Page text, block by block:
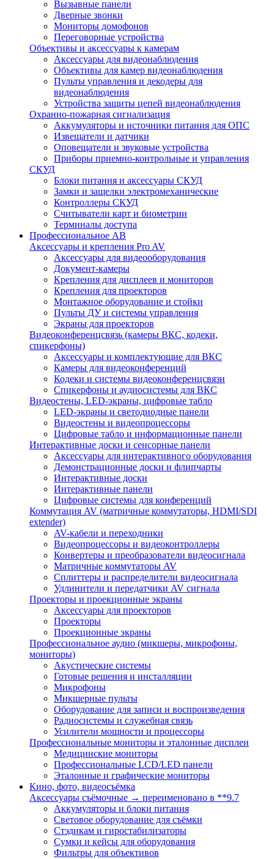
Вызывные панели
Дверные звонки
Мониторы домофонов
Переговорные устройства
Объективы и аксессуары к камерам
Аксессуары для видеонаблюдения
Объективы для камер видеонаблюдения
Пульты управления и декодеры для
видеонаблюдения
Устройства защиты цепей видеонаблюдения
Охранно-пожарная сигнализация
Аккумуляторы и источники питания для ОПС
Извещатели и датчики
Оповещатели и звуковые устройства
Приборы приемно-контрольные и управления
СКУД
Блоки питания и аксессуары СКУД
Замки и защелки электромеханические
Контроллеры СКУД
Считыватели карт и биометрии
Терминалы доступа
Профессиональное АВ
Аксессуары и крепления Pro AV
Аксессуары для видеооборудования
Документ-камеры
Крепления для дисплеев и мониторов
Крепления для проекторов
Монтажное оборудование и стойки
Пульты ДУ и системы управления
Экраны для проекторов
Видеоконференцсвязь (камеры ВКС, кодеки,
спикерфоны)
Аксессуары и комплектующие для ВКС
Камеры для видеоконференций
Кодеки и системы видеоконференцсвязи
Спикерфоны и аудиосистемы для ВКС
Видеостены, LED-экраны, цифровые табло
LED-экраны и светодиодные панели
Видеостены и видеопроцессоры
Цифровые табло и информационные панели
Интерактивные доски и сенсорные панели
Аксессуары для интерактивного оборудования
Демонстрационные доски и флипчарты
Интерактивные доски
Интерактивные панели
Цифровые системы для конференций
Коммутация AV (матричные коммутаторы, HDMI/SDI
extender)
AV-кабели и переходники
Видеопроцессоры и видеоконтроллеры
Конвертеры и преобразователи видеосигнала
Матричные коммутаторы AV
Сплиттеры и распределители видеосигнала
Удлинители и передатчики AV сигнала
Проекторы и проекционные экраны
Аксессуары для проекторов
Проекторы
Проекционные экраны
Профессиональное аудио (микшеры, микрофоны,
мониторы)
Акустические системы
Готовые решения и инсталляции
Микрофоны
Микшерные пульты
Оборудование для записи и воспроизведения
Радиосистемы и служебная связь
Усилители мощности и процессоры
Профессиональные мониторы и эталонные дисплеи
Медицинские мониторы
Профессиональные LCD/LED панели
Эталонные и графические мониторы
Кино, фото, видеосъёмка
Аксессуары съёмочные → переименовано в **9.7
Аккумуляторы и блоки питания
Световое оборудование для съёмки
Стэдикам и гиростабилизаторы
Сумки и кейсы для оборудования
Фильтры для объективов